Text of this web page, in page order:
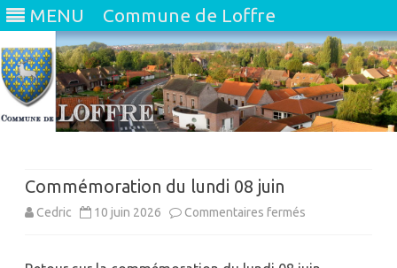
MENU Commune de Loffre
Commémoration du lundi 08 juin
Cedric 10 juin 2026 Commentaires fermés